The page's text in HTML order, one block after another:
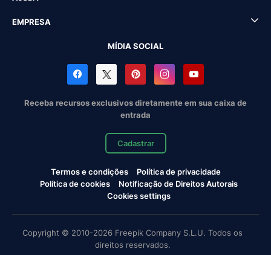
EMPRESA
MÍDIA SOCIAL
Receba recursos exclusivos diretamente em sua caixa de
entrada
Cadastrar
Termos e condições
Política de privacidade
Política de cookies
Notificação de Direitos Autorais
Cookies settings
Copyright © 2010-2026 Freepik Company S.L.U. Todos os
direitos reservados.